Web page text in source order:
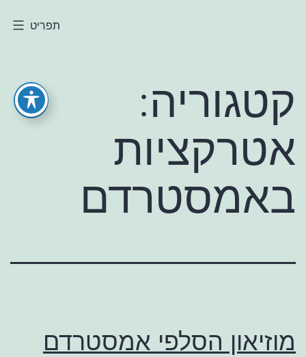
תפריט
קטגוריה:
אטרקציות
באמסטרדם
מוזיאון הסלפי אמסטרדם